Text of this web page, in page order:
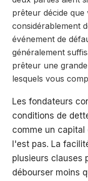
prêteur décide
considérablement
événement de
généralement
prêteur une
lesquels vous
Les fondateurs
conditions de
comme un capital
l'est pas. La
plusieurs clauses
débourser moins